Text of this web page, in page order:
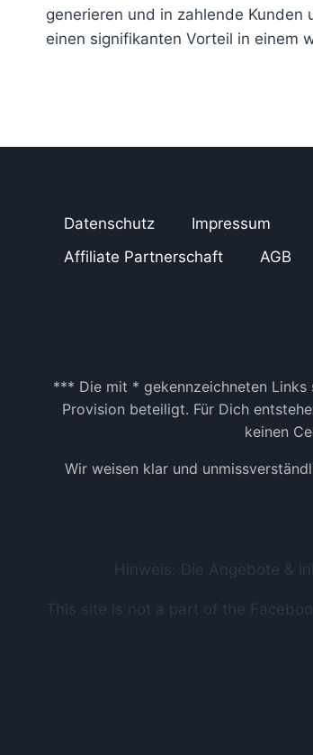
generieren und in zahlende
einen signifikanten Vorteil in einem
Datenschutz
Impressum
Affiliate Partnerschaft
AGB
*** Die mit * gekennzeichneten Links
Provision beteiligt. Für Dich
keinen
Wir weisen klar und
Hinweis: Die Angebote &
This site is not a part of the